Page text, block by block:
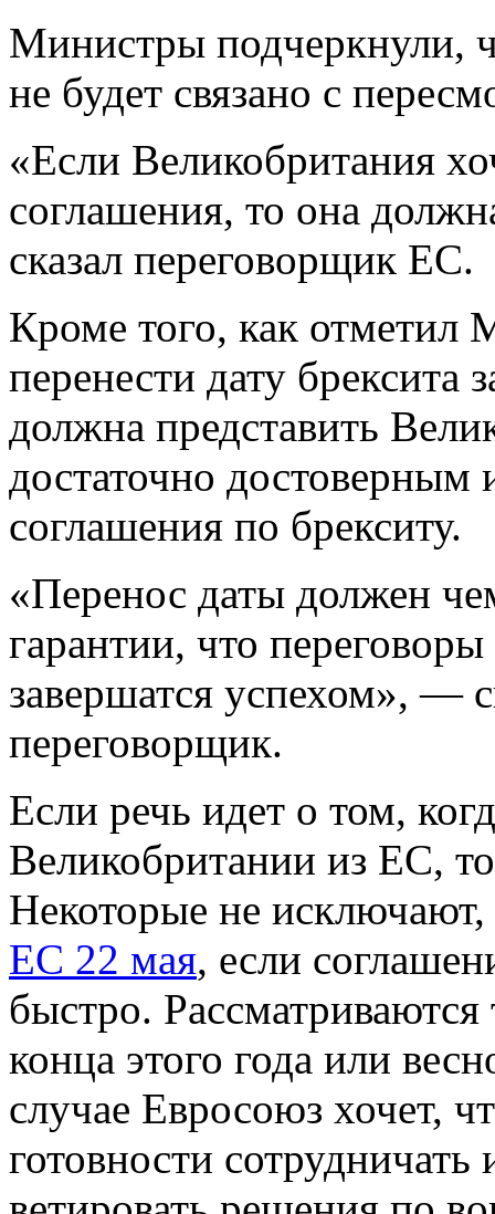
Министры подчеркнули,
не будет связано с
«Если Великобритания
соглашения, то она
сказал переговорщик ЕС.
Кроме того, как
перенести дату брексита
должна представить
достаточно достоверным
соглашения по брекситу.
«Перенос даты должен
гарантии, что
завершатся успехом», —
переговорщик.
Если речь идет о том,
Великобритании из ЕС,
Некоторые не
ЕС 22 мая, если
быстро.
конца этого года или
случае Евросоюз хочет,
готовности